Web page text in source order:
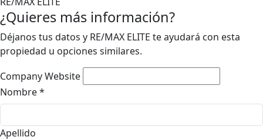
¿Quieres más información?
Déjanos tus datos y RE/MAX ELITE te ayudará con esta
propiedad u opciones similares.
Company Website
Nombre*
Apellido